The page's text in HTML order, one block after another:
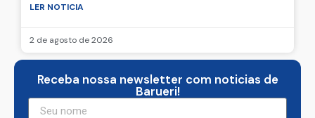
LER NOTICIA
2 de agosto de 2026
Receba nossa newsletter com noticias de
Barueri!